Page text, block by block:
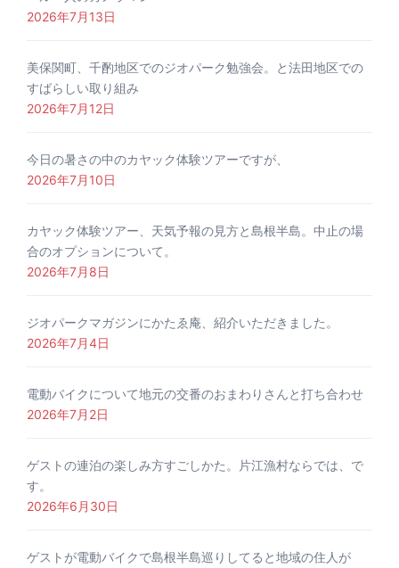
2026年7月13日
美保関町、千酌地区でのジオパーク勉強会。と法田地区での
すばらしい取り組み
2026年7月12日
今日の暑さの中のカヤック体験ツアーですが、
2026年7月10日
カヤック体験ツアー、天気予報の見方と島根半島。中止の場
合のオプションについて。
2026年7月8日
ジオパークマガジンにかたゑ庵、紹介いただきました。
2026年7月4日
電動バイクについて地元の交番のおまわりさんと打ち合わせ
2026年7月2日
ゲストの連泊の楽しみ方すごしかた。片江漁村ならでは、で
す。
2026年6月30日
ゲストが電動バイクで島根半島巡りしてると地域の住人が